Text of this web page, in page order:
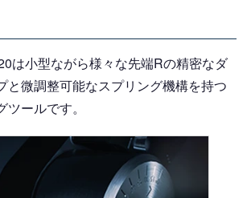
は小型ながら様々な先端Rの精密なダ
と微調整可能なスプリング機構を持つ
ールです。